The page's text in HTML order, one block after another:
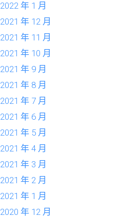
2022 年 1 月
2021 年 12 月
2021 年 11 月
2021 年 10 月
2021 年 9 月
2021 年 8 月
2021 年 7 月
2021 年 6 月
2021 年 5 月
2021 年 4 月
2021 年 3 月
2021 年 2 月
2021 年 1 月
2020 年 12 月